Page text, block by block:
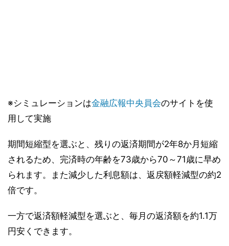
※シミュレーションは金融広報中央員会のサイトを使
用して実施
期間短縮型を選ぶと、残りの返済期間が2年8か月短縮
されるため、完済時の年齢を73歳から70～71歳に早め
られます。また減少した利息額は、返戻額軽減型の約2
倍です。
一方で返済額軽減型を選ぶと、毎月の返済額を約1.1万
円安くできます。